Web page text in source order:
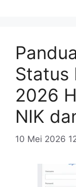
Status
2026
NIK
10 Mei 2026